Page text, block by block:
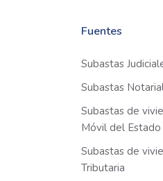
Fuentes
Subastas
Subastas
Subastas de
Móvil del Estado
Subastas de
Tributaria